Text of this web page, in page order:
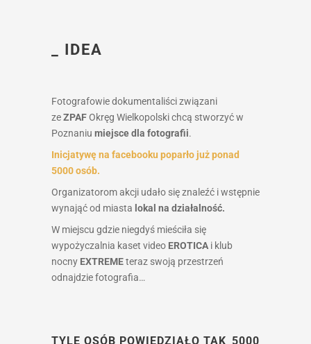
_ IDEA
Fotografowie dokumentaliści związani
zeZPAFOkręg Wielkopolski chcą stworzyć w
Poznaniu miejsce dla fotografii.
Inicjatywę na facebooku poparło już ponad
5000 osób.
Organizatorom akcji udało się znaleźć i wstępnie
wynająć od miasta lokal na działalność.
W miejscu gdzie niegdyś mieściła się
wypożyczalnia kaset video EROTICA i klub
nocny EXTREMEteraz swoją przestrzeń
odnajdzie fotografia…
TYLE OSÓB POWIEDZIAŁO TAK 5000